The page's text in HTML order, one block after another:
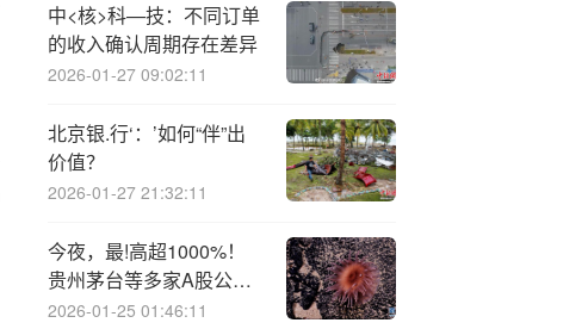
中<核>科—技：不同订单
的收入确认周期存在差异
2026-01-27 09:02:11
北京银.行‘：’如何“伴”出
价值？
2026-01-27 21:32:11
今夜，最!高超1000%！
贵州茅台等多家A股公司
发布
2026-01-25 01:46:11